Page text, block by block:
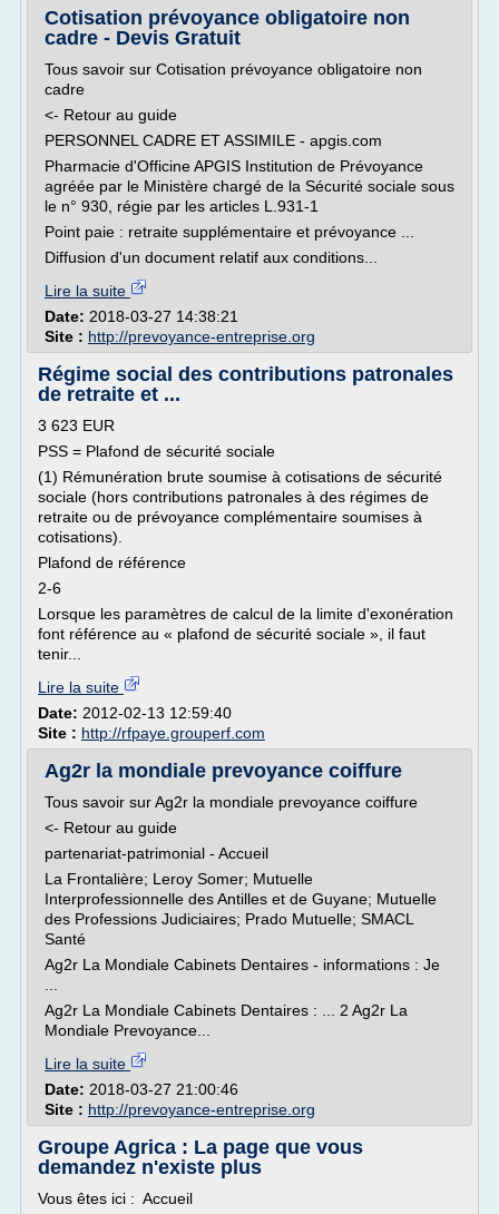
Cotisation prévoyance obligatoire non
cadre - Devis Gratuit
Tous savoir sur Cotisation prévoyance obligatoire non
cadre
<- Retour au guide
PERSONNEL CADRE ET ASSIMILE - apgis.com
Pharmacie d'Officine APGIS Institution de Prévoyance
agréée par le Ministère chargé de la Sécurité sociale sous
le n° 930, régie par les articles L.931-1
Point paie : retraite supplémentaire et prévoyance ...
Diffusion d'un document relatif aux conditions...
Lire la suite
Date: 2018-03-27 14:38:21
Site : http://prevoyance-entreprise.org
Régime social des contributions patronales
de retraite et ...
3 623 EUR
PSS = Plafond de sécurité sociale
(1) Rémunération brute soumise à cotisations de sécurité
sociale (hors contributions patronales à des régimes de
retraite ou de prévoyance complémentaire soumises à
cotisations).
Plafond de référence
2-6
Lorsque les paramètres de calcul de la limite d'exonération
font référence au « plafond de sécurité sociale », il faut
tenir...
Lire la suite
Date: 2012-02-13 12:59:40
Site : http://rfpaye.grouperf.com
Ag2r la mondiale prevoyance coiffure
Tous savoir sur Ag2r la mondiale prevoyance coiffure
<- Retour au guide
partenariat-patrimonial - Accueil
La Frontalière; Leroy Somer; Mutuelle
Interprofessionnelle des Antilles et de Guyane; Mutuelle
des Professions Judiciaires; Prado Mutuelle; SMACL
Santé
Ag2r La Mondiale Cabinets Dentaires - informations : Je
Ag2r La Mondiale Cabinets Dentaires : ... 2 Ag2r La
Mondiale Prevoyance...
Lire la suite
Date: 2018-03-27 21:00:46
Site : http://prevoyance-entreprise.org
Groupe Agrica : La page que vous
demandez n'existe plus
Vous êtes ici : Accueil